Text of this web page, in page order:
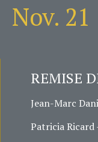
Nov. 21
REMISE
Jean-Marc
Patricia Ricard